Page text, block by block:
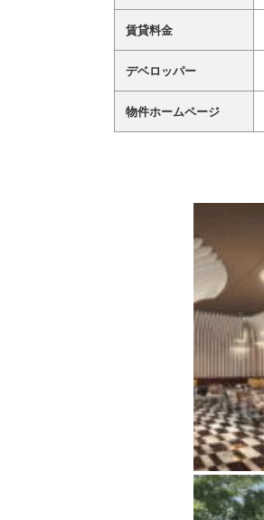
賃貸料金
デベロッパー
物件ホームページ